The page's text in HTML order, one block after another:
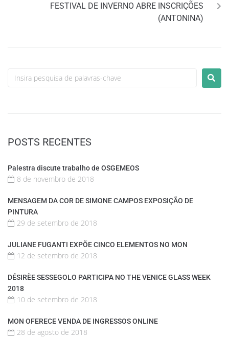
FESTIVAL DE INVERNO ABRE INSCRIÇÕES
(ANTONINA)
POSTS RECENTES
Palestra discute trabalho de OSGEMEOS
8 de novembro de 2018
MENSAGEM DA COR DE SIMONE CAMPOS EXPOSIÇÃO DE
PINTURA
29 de setembro de 2018
JULIANE FUGANTI EXPÕE CINCO ELEMENTOS NO MON
12 de setembro de 2018
DÉSIRÈE SESSEGOLO PARTICIPA NO THE VENICE GLASS WEEK
2018
10 de setembro de 2018
MON OFERECE VENDA DE INGRESSOS ONLINE
28 de agosto de 2018